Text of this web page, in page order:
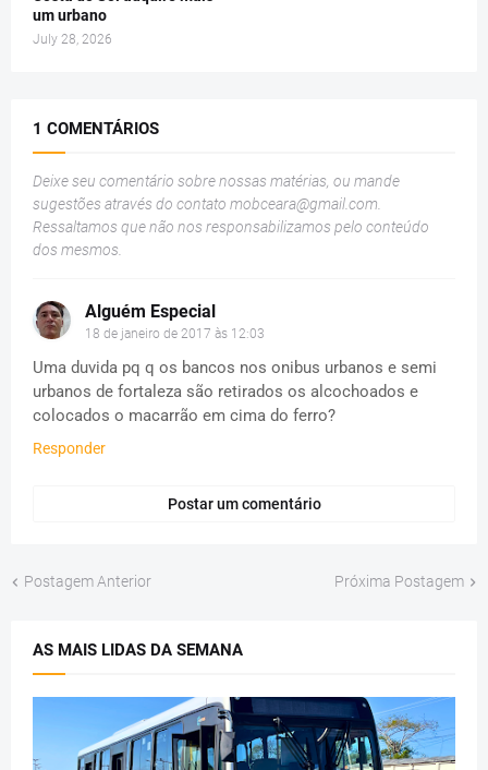
um urbano
July 28, 2026
1 COMENTÁRIOS
Deixe seu comentário sobre nossas matérias, ou mande
sugestões através do contato mobceara@gmail.com.
Ressaltamos que não nos responsabilizamos pelo conteúdo
dos mesmos.
Alguém Especial
18 de janeiro de 2017 às 12:03
Uma duvida pq q os bancos nos onibus urbanos e semi
urbanos de fortaleza são retirados os alcochoados e
colocados o macarrão em cima do ferro?
Responder
Postar um comentário
Postagem Anterior Próxima Postagem
AS MAIS LIDAS DA SEMANA